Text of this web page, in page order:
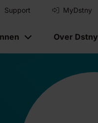
Support MyDstny
Over Dstny